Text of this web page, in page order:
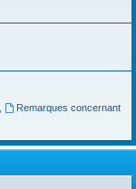
Remarques concernant